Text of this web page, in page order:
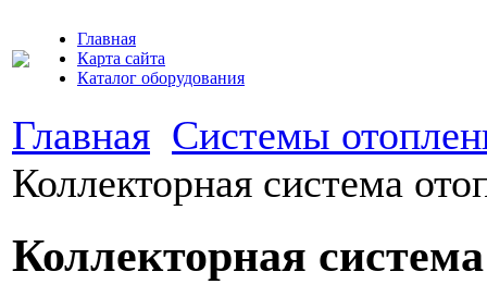
Главная
Карта сайта
Каталог оборудования
Главная Системы
Коллекторная система
Коллекторная система